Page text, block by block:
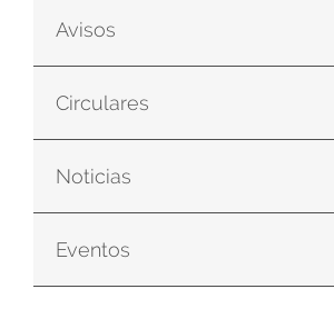
Avisos
Circulares
Noticias
Eventos